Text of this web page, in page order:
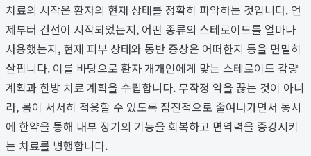
치료의 시작은 환자의 현재 상태를 정확히 파악하는 것입니다. 언
제부터 건선이 시작되었는지, 어떤 종류의 스테로이드를 얼마나
사용했는지, 현재 피부 상태와 동반 증상은 어떠한지 등을 면밀히
살핍니다. 이를 바탕으로 환자 개개인에게 맞는 스테로이드 감량
계획과 한방 치료 계획을 수립합니다. 무작정 약을 끊는 것이 아니
라, 몸이 서서히 적응할 수 있도록 점진적으로 줄여나가면서 동시
에 한약을 통해 내부 장기의 기능을 회복하고 면역력을 증강시키
는 치료를 병행합니다.